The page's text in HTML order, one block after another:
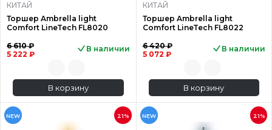
КИТАЙ
Торшер Ambrella light
Comfort LineTech FL8020
6 610 ₽
5 222 ₽
В наличии
В корзину
КИТАЙ
Торшер Ambrella light
Comfort LineTech FL8022
6 420 ₽
5 072 ₽
В наличии
В корзину
NEW 21% NEW 21%